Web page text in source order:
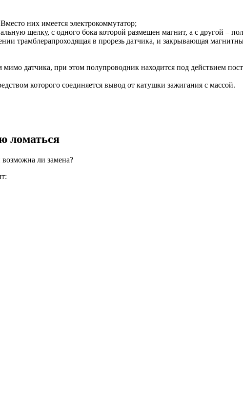
них имеется электрокоммутатор;
щелку, с одного бока которой размещен магнит, а с другой –
трамблерапроходящая в прорезь датчика, и закрывающая
датчика, при этом полупроводник находится под действием
которого соединяется вывод от катушки зажигания с массой.
ломаться
возможна ли замена?